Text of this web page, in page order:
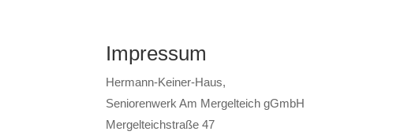
Impressum
Hermann-Keiner-Haus,
Seniorenwerk Am Mergelteich gGmbH
Mergelteichstraße 47